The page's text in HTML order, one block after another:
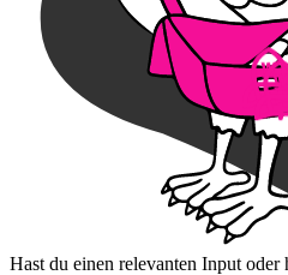
Hast du einen relevanten Input